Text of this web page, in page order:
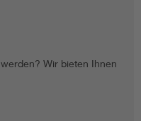
Wir bieten Ihnen